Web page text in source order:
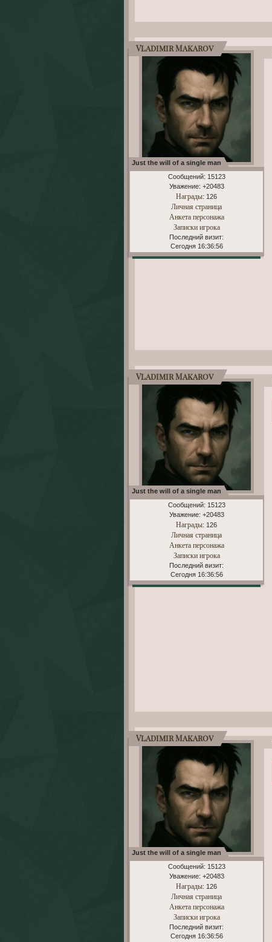
Vladimir Makarov
Just the will of a single man
Сообщений: 15123
Уважение: +20483
Награды: 126
Личная страница
Анкета персонажа
Записки игрока
Последний визит:
Сегодня 16:36:56
Vladimir Makarov
Just the will of a single man
Сообщений: 15123
Уважение: +20483
Награды: 126
Личная страница
Анкета персонажа
Записки игрока
Последний визит:
Сегодня 16:36:56
Vladimir Makarov
Just the will of a single man
Сообщений: 15123
Уважение: +20483
Награды: 126
Личная страница
Анкета персонажа
Записки игрока
Последний визит:
Сегодня 16:36:56